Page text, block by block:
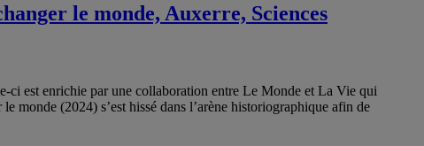
le monde, Auxerre, Sciences
ci est enrichie par une collaboration entre Le Monde et La Vie qui
monde (2024) s’est hissé dans l’arène historiographique afin de